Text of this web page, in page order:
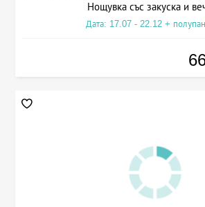
Нощувка със закуска и
Дата: 17.07 - 22.12 +